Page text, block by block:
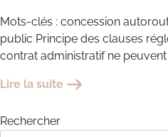
Mots-clés : concession
public Principe des clauses
contrat administratif ne peuvent
Lire la suite
Rechercher